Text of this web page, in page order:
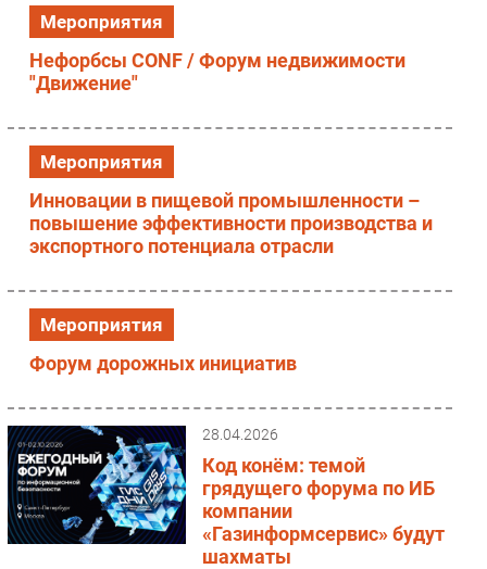
ПО
Outsourcing
Кадры
Финансы
Web
Безопасность
Инновации
CIO/Управление ИТ
Здоровье
РАЗДЕЛЫ
Новости
Аналитика
Интервью
Мероприятия
Проекты
Мероприятия
Нефорбсы CONF / Форум недвижимости
"Движение"
Мероприятия
Инновации в пищевой промышленности –
повышение эффективности производства и
экспортного потенциала отрасли
Мероприятия
Форум дорожных инициатив
28.04.2026
Код конём: темой
грядущего форума по ИБ
компании
«Газинформсервис» будут
шахматы